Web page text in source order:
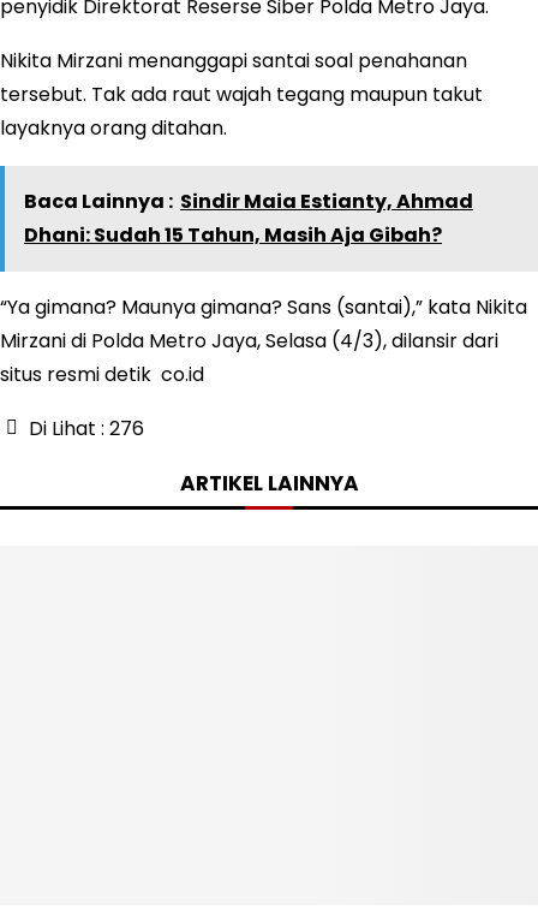
penyidik Direktorat Reserse Siber Polda Metro Jaya.
Nikita Mirzani menanggapi santai soal penahanan
tersebut. Tak ada raut wajah tegang maupun takut
layaknya orang ditahan.
Baca Lainnya : Sindir Maia Estianty, Ahmad
Dhani: Sudah 15 Tahun, Masih Aja Gibah?
“Ya gimana? Maunya gimana? Sans (santai),” kata Nikita
Mirzani di Polda Metro Jaya, Selasa (4/3), dilansir dari
situs resmi detik co.id
Di Lihat : 276
ARTIKEL LAINNYA